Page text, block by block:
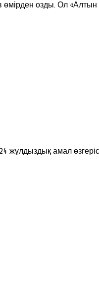
өмірден озды. Ол
жұлдыздық амал